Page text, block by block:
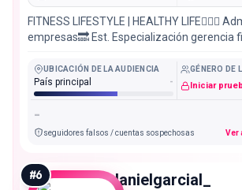
FITNESS LIFESTYLE | HEALTHY LIFE🏋🏼‍♀️
empresas🔜 Est. Especialización gerencia
UBICACIÓN DE LA AUDIENCIA
País principal -
GÉNERO DE
Iniciar
-
seguidores falsos / cuentas sospechosas Ver
#6 danielgarcial_